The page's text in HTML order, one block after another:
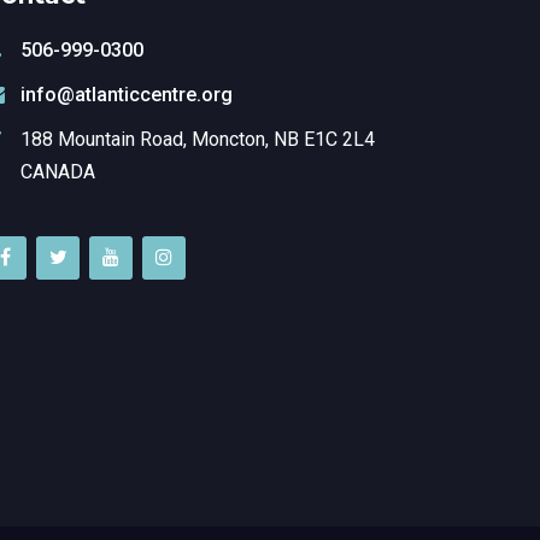
506-999-0300
info@atlanticcentre.org
188 Mountain Road, Moncton, NB E1C 2L4
CANADA